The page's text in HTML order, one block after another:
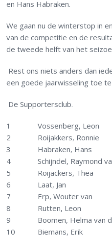
en Hans Habraken.
We gaan nu de winterstop in
van de competitie en de
de tweede helft van het
Rest ons niets anders dan
een goede jaarwisseling toe
De Supportersclub.
1 Vossenberg, Leon
2
Roijakkers, Ronnie
3
Habraken, Hans
4
Schijndel, Raymond
5
Roijackers, Thea
6
Laat, Jan
7
Erp, Wouter van
8
Rutten, Leon
9
Boomen, Helma van
10
Biemans, Erik